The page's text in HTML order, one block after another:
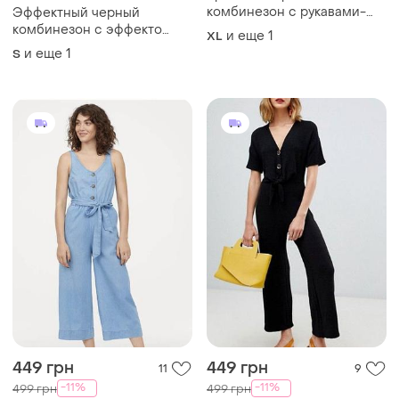
Эффектный черный
комбинезон с эффекто
металлик мокрый шелк
(размер s / m) shein
S и еще 1
комбинезон с рукавами-
фонариками и поясом/
комбез/ ромпер
XL и еще 1
449 грн 11
499 грн -11%
449 грн 9
499 грн -11%